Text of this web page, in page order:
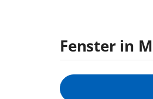
Fenster in